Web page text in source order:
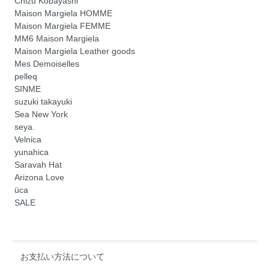
Maison Margiela HOMME
Maison Margiela FEMME
MM6 Maison Margiela
Maison Margiela Leather goods
Mes Demoiselles
pelleq
SINME
suzuki takayuki
Sea New York
seya.
Velnica
yunahica
Saravah Hat
Arizona Love
üca
SALE
お支払い方法について